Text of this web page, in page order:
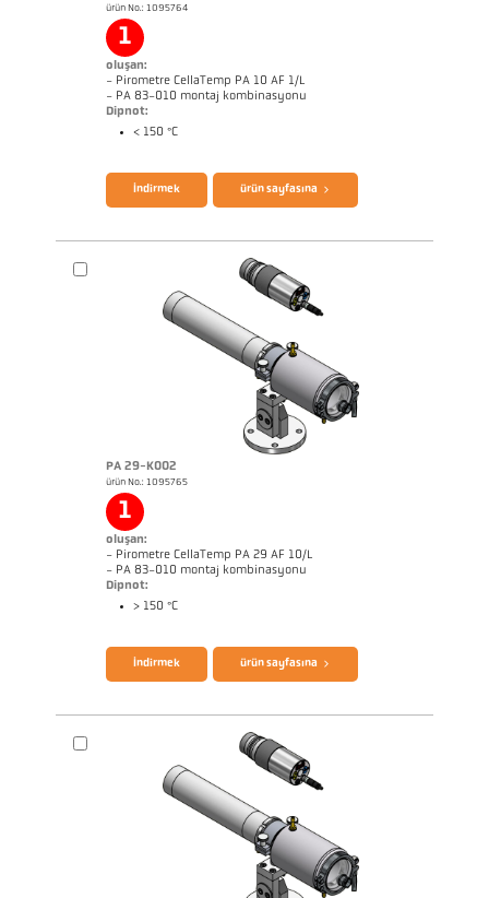
ürün No.: 1095764
1
oluşan:
- Pirometre CellaTemp PA 10 AF 1/L
- PA 83-010 montaj kombinasyonu
Dipnot:
< 150 °C
İndirmek ürün sayfasına
PA 29-K002
ürün No.: 1095765
1
oluşan:
- Pirometre CellaTemp PA 29 AF 10/L
- PA 83-010 montaj kombinasyonu
Dipnot:
> 150 °C
İndirmek ürün sayfasına